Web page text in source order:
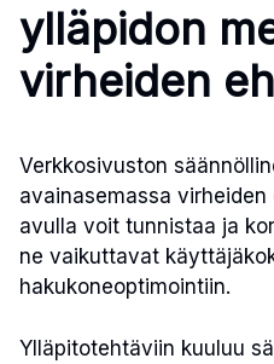
ylläpidon
virheiden
Verkkosivuston
avainasemassa virheiden
avulla voit tunnistaa ja
ne vaikuttavat
hakukoneoptimointiin.
Ylläpitotehtäviin kuuluu